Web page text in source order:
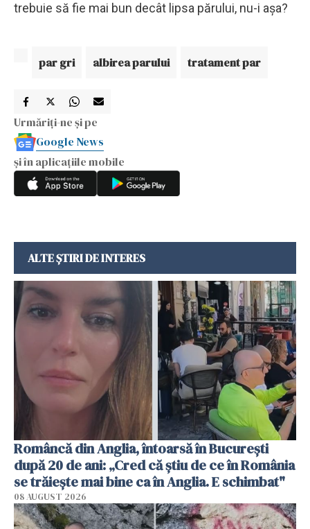
trebuie să fie mai bun decât lipsa părului, nu-i așa?
par gri albirea parului tratament par
Urmăriți-ne și pe
Google News
și în aplicațiile mobile
ALTE ȘTIRI DE INTERES
Româncă din Anglia, întoarsă în București
după 20 de ani: „Cred că știu de ce în România
se trăiește mai bine ca în Anglia. E schimbat"
08 AUGUST 2026